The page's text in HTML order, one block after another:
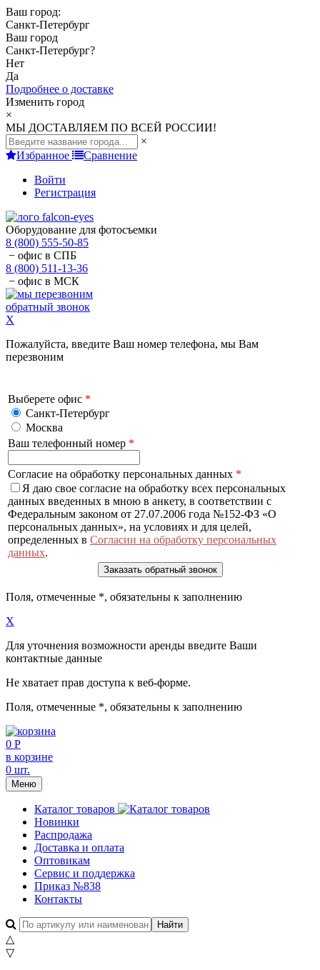
Ваш город:
Санкт-Петербург
Ваш город
Санкт-Петербург?
Нет
Да
Подробнее о доставке
Изменить город
×
МЫ ДОСТАВЛЯЕМ ПО ВСЕЙ РОССИИ!
×
Избранное
Сравнение
Войти
Регистрация
Оборудование для фотосъемки
8 (800) 555-50-85
− офис в СПБ
8 (800) 511-13-36
− офис в МСК
обратный звонок
X
Пожалуйста, введите Ваш номер телефона, мы Вам
перезвоним
Выберете офис *
Санкт-Петербург
Москва
Ваш телефонный номер *
Согласие на обработку персональных данных *
Я даю свое согласие на обработку всех персональных
данных введенных в мною в анкету, в соответствии с
Федеральным законом от 27.07.2006 года №152-ФЗ «О
персональных данных», на условиях и для целей,
определенных в Согласии на обработку персональных
данных.
Поля, отмеченные *, обязательны к заполнению
X
Для уточнения возможности аренды введите Ваши
контактные данные
Не хватает прав доступа к веб-форме.
Поля, отмеченные *, обязательны к заполнению
0 Р
в корзине
0 шт.
Меню
Каталог товаров
Новинки
Распродажа
Доставка и оплата
Оптовикам
Сервис и поддержка
Приказ №838
Контакты
△
▽